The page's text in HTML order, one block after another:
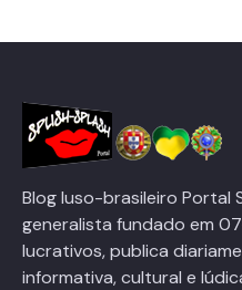
Blog luso-brasileiro Portal
generalista fundado em
lucrativos, publica
informativa, cultural e